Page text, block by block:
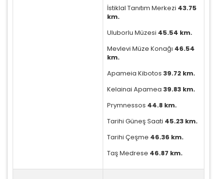
Size ve ilgi alanlarınıza uygun reklamlar göstermek
için kullanılır. Kapatırsanız reklamları görmeye devam
edersiniz, ancak daha az alakalı olabilirler.
Tercihleri Kaydet
İstiklal Tanıtım Merkezi 43.75
km.
Uluborlu Müzesi 45.54 km.
Mevlevi Müze Konağı 46.54
km.
Apameia Kibotos 39.72 km.
Kelainai Apamea 39.83 km.
Prymnessos 44.8 km.
Tarihi Güneş Saati 45.23 km.
Tarihi Çeşme 46.36 km.
Taş Medrese 46.87 km.